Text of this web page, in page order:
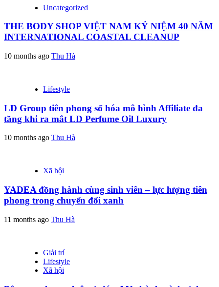
Uncategorized
THE BODY SHOP VIỆT NAM KỶ NIỆM 40 NĂM
INTERNATIONAL COASTAL CLEANUP
10 months ago Thu Hà
Lifestyle
LD Group tiên phong số hóa mô hình Affiliate đa
tầng khi ra mắt LD Perfume Oil Luxury
10 months ago Thu Hà
Xã hội
YADEA đồng hành cùng sinh viên – lực lượng tiên
phong trong chuyển đổi xanh
11 months ago Thu Hà
Giải trí
Lifestyle
Xã hội